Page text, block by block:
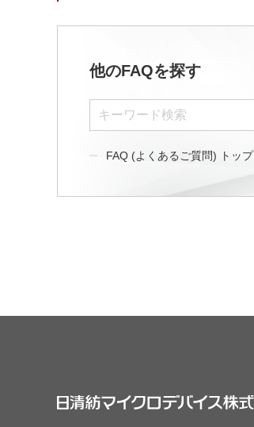
他のFAQを探す
FAQ (よくあるご質問) トップ